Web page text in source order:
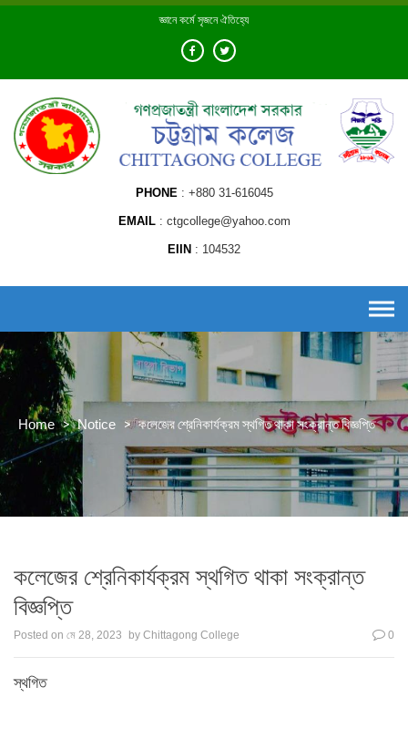
Skip
জ্ঞানে কর্মে সৃজনে ঐতিহ্যে
PHONE +880 31-616045
EMAIL ctgcollege@yahoo.com
EIIN 104532
Home > Notice > কলেজের শ্রেনিকার্যক্রম স্থগিত থাকা সংক্রান্ত বিজ্ঞপ্তি
কলেজের শ্রেনিকার্যক্রম স্থগিত থাকা সংক্রান্ত
বিজ্ঞপ্তি
Posted on মে 28, 2023 by Chittagong College 0
স্থগিত